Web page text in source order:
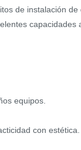
de instalación
capacidades
equipos.
con estética.